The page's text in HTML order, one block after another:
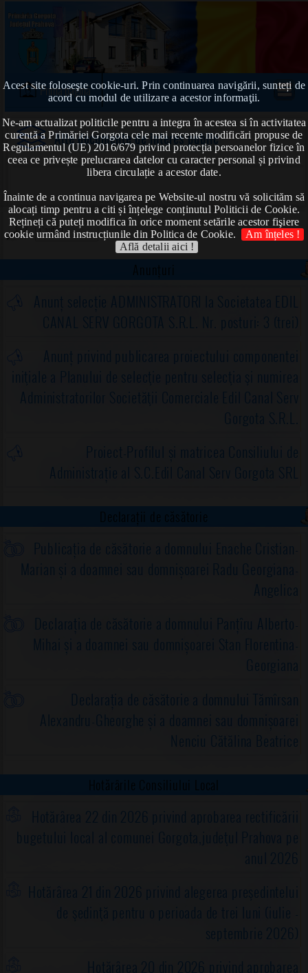
Acest site foloseşte cookie-uri. Prin continuarea navigării, sunteți de
acord cu modul de utilizare a acestor informaţii.
Ne-am actualizat politicile pentru a integra în acestea si în activitatea
curentă a Primăriei Gorgota cele mai recente modificări propuse de
Regulamentul (UE) 2016/679 privind protecția persoanelor fizice în
ceea ce privește prelucrarea datelor cu caracter personal și privind
libera circulație a acestor date.
Înainte de a continua navigarea pe Website-ul nostru vă solicităm să
alocați timp pentru a citi și înțelege conținutul Politicii de Cookie.
Rețineți că puteți modifica în orice moment setările acestor fişiere
cookie urmând instrucțiunile din Politica de Cookie.
Am înțeles !
Află detalii aici !
Prima pagină
Alte documente de interes public
Anunțuri
Anunț selecție ADMINISTRATORI la Societatea EDIL
CANAL SERV GORGOTA S.R.L. Nr. posturi: 3 (trei)
Anunț privind publicarea proiectului componentei
iniţiale a Planului de selecţie pentru selecţia şi numirea
Administratorilor Societăţii Comerciale Edil Canal Serv
Gorgota S.R.L.
Proiect-Profilul și matricea Consiliului de
Administrație al S.C.Edil Canal Serv Gorgota SRL
Declarații de căsătorie
Publicația de căsătorie a domnului Enache Cristian-
Marian și a doamnei sau domnișoarei Radu Georgiana-
Angelica
Declarația de căsătorie a domnului Panțîru Alberto-
Mihai și a doamnei sau domnișoarei Stan Florentina-
Georgiana
Declarația de căsătorie a domnului Tămîrsan
Alexandru-Gheorghe și a doamnei sau domnișoarei
Nenciu Cătălina Beatrice
Hotărârile Consiliului Local
Hotărârea 22 din 2026 privind aprobarea rectificării
bugetului local al comunei Gorgota,judeţul Prahova pe
anul 2026
Hotărârea 21 din 2026 privind alegerea preşedintelui
de şedinţă pentru o perioada de trei luni (iulie -
septembrie 2026)
Hotărârea 20 din 2026 privind aprobarea